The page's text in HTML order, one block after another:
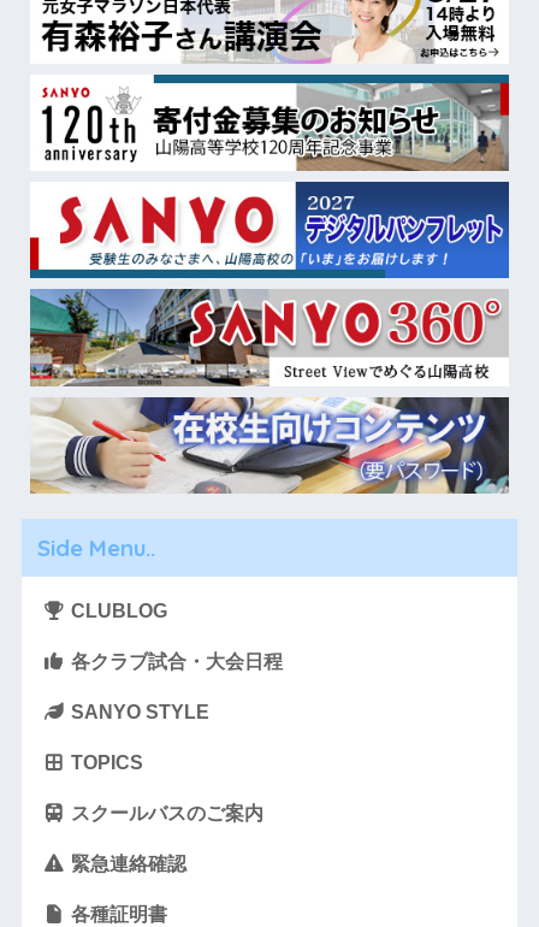
Side Menu..
CLUBLOG
各クラブ試合・大会日程
SANYO STYLE
TOPICS
スクールバスのご案内
緊急連絡確認
各種証明書